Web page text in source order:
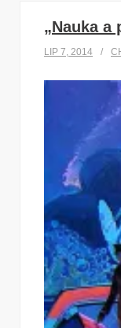
„Nauka a
LIP 7, 2014